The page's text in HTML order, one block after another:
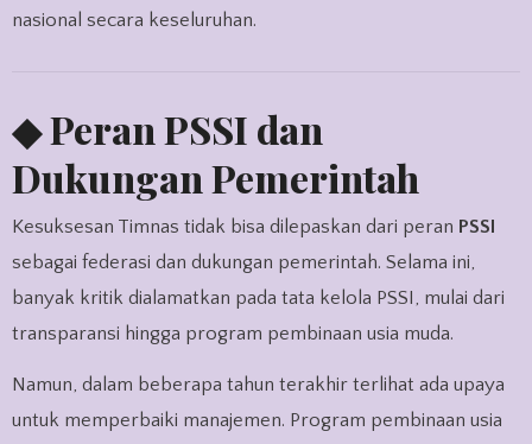
nasional secara keseluruhan.
◆ Peran PSSI dan
Dukungan Pemerintah
Kesuksesan Timnas tidak bisa dilepaskan dari peran PSSI
sebagai federasi dan dukungan pemerintah. Selama ini,
banyak kritik dialamatkan pada tata kelola PSSI, mulai dari
transparansi hingga program pembinaan usia muda.
Namun, dalam beberapa tahun terakhir terlihat ada upaya
untuk memperbaiki manajemen. Program pembinaan usia